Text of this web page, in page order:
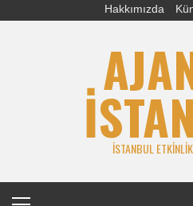
Hakkımızda
İSTANBUL